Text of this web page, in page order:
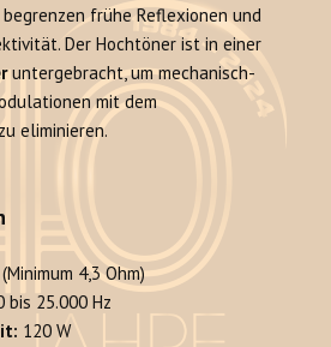
frühe Reflexionen und
Der Hochtöner ist in einer
untergebracht, um mechanisch-
mit dem
eliminieren.
4,3 Ohm)
bis 25.000 Hz
120 W